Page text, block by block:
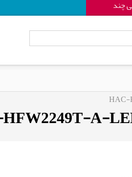
چند
HAC-